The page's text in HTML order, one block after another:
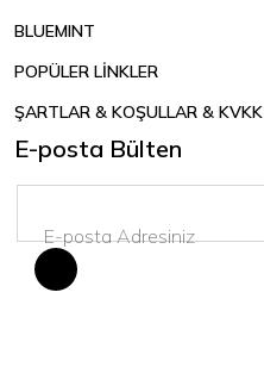
BLUEMINT
POPÜLER LİNKLER
ŞARTLAR & KOŞULLAR & KVKK
E-posta Bülten